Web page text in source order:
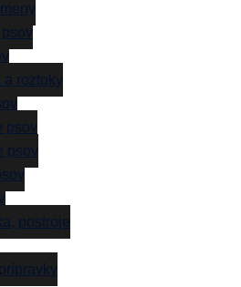
a roztoky
psov
psov
postroje